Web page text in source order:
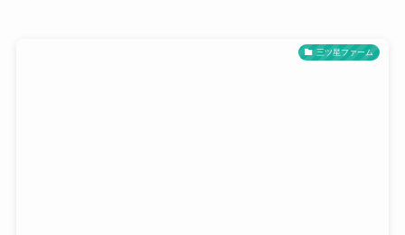
三ツ星ファーム